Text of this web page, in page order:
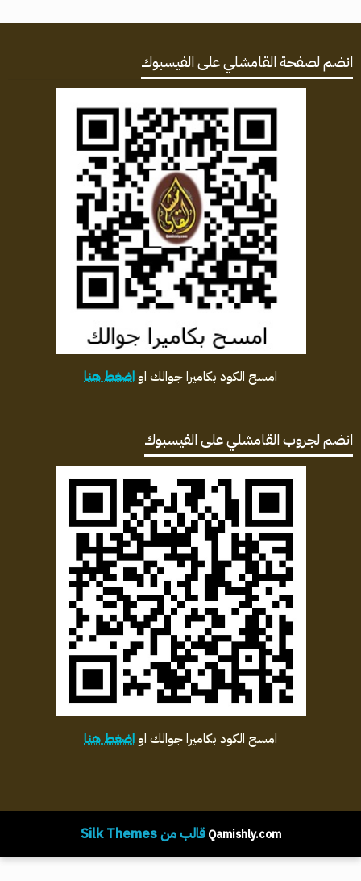
انضم لصفحة القامشلي على الفيسبوك
امسح الكود بكاميرا جوالك اواضغط هنا
انضم لجروب القامشلي على الفيسبوك
امسح الكود بكاميرا جوالك اواضغط هنا
Qamishly.com قالب من Silk Themes